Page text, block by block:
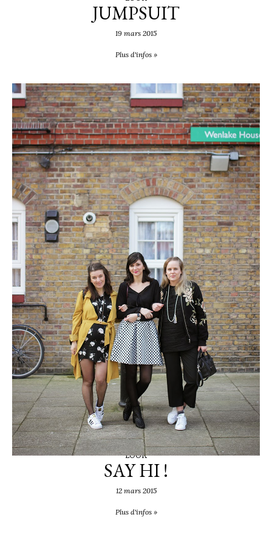
JUMPSUIT
19 mars 2015
Plus d'infos »
LOOK
SAY HI !
12 mars 2015
Plus d'infos »